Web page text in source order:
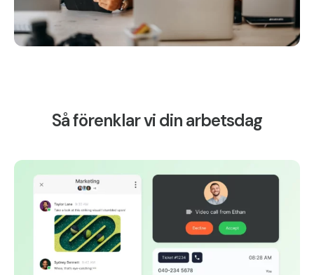
Så förenklar vi din arbetsdag